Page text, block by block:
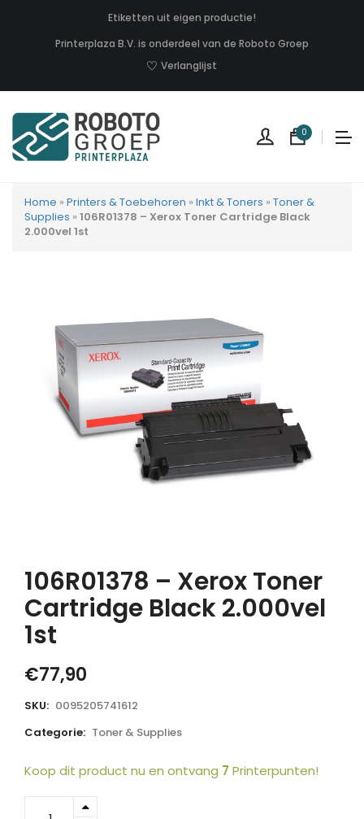
Etiketten uit eigen productie!
Printerplaza B.V. is onderdeel van de Roboto Groep
Verlanglijst
0
Home » Printers & Toebehoren » Inkt & Toners » Toner &
Supplies » 106R01378 – Xerox Toner Cartridge Black
2.000vel 1st
106R01378 – Xerox Toner
Cartridge Black 2.000vel
1st
€77,90
SKU: 0095205741612
Categorie: Toner & Supplies
Koop dit product nu en ontvang 7 Printerpunten!
106R01378